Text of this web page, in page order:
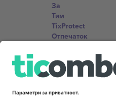
За
Тим
TixProtect
Отпечаток
Придружна